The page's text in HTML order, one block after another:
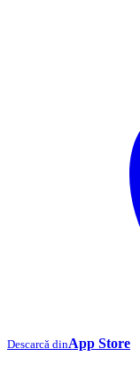
Descarcă dinApp Store